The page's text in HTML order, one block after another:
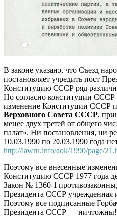
В законе указано, что Съезд
постановляет учредить пост
Конституцию СССР ряд
Но согласно конституции СССР
изменение Конституции СССР
Верховного Совета СССР,
менее двух третей от общего
палат». Ни постановления, ни
10.03.1990 по 20.03.1990 года
http://lawru.info/dok/1990/page/
Поэтому все внесенные
Конституцию СССР 1977 года
Закон № 1360-1
Президента СССР учрежденная
Поэтому все подписанные
Президента СССР — ничтожны!